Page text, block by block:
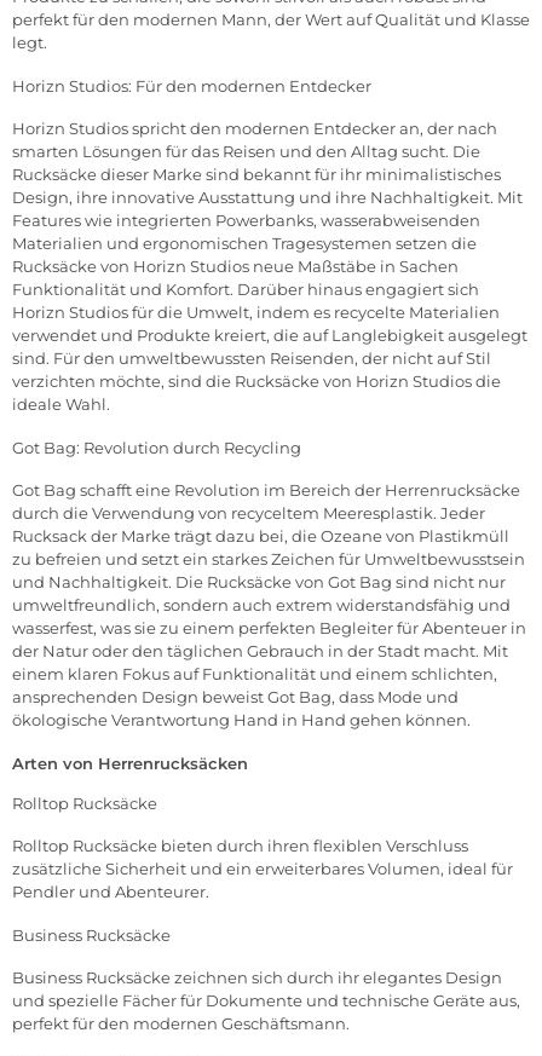
perfekt für den modernen Mann, der Wert auf Qualität und Klasse
legt.
Horizn Studios: Für den modernen Entdecker
Horizn Studios spricht den modernen Entdecker an, der nach
smarten Lösungen für das Reisen und den Alltag sucht. Die
Rucksäcke dieser Marke sind bekannt für ihr minimalistisches
Design, ihre innovative Ausstattung und ihre Nachhaltigkeit. Mit
Features wie integrierten Powerbanks, wasserabweisenden
Materialien und ergonomischen Tragesystemen setzen die
Rucksäcke von Horizn Studios neue Maßstäbe in Sachen
Funktionalität und Komfort. Darüber hinaus engagiert sich
Horizn Studios für die Umwelt, indem es recycelte Materialien
verwendet und Produkte kreiert, die auf Langlebigkeit ausgelegt
sind. Für den umweltbewussten Reisenden, der nicht auf Stil
verzichten möchte, sind die Rucksäcke von Horizn Studios die
ideale Wahl.
Got Bag: Revolution durch Recycling
Got Bag schafft eine Revolution im Bereich der Herrenrucksäcke
durch die Verwendung von recyceltem Meeresplastik. Jeder
Rucksack der Marke trägt dazu bei, die Ozeane von Plastikmüll
zu befreien und setzt ein starkes Zeichen für Umweltbewusstsein
und Nachhaltigkeit. Die Rucksäcke von Got Bag sind nicht nur
umweltfreundlich, sondern auch extrem widerstandsfähig und
wasserfest, was sie zu einem perfekten Begleiter für Abenteuer in
der Natur oder den täglichen Gebrauch in der Stadt macht. Mit
einem klaren Fokus auf Funktionalität und einem schlichten,
ansprechenden Design beweist Got Bag, dass Mode und
ökologische Verantwortung Hand in Hand gehen können.
Arten von Herrenrucksäcken
Rolltop Rucksäcke
Rolltop Rucksäcke bieten durch ihren flexiblen Verschluss
zusätzliche Sicherheit und ein erweiterbares Volumen, ideal für
Pendler und Abenteurer.
Business Rucksäcke
Business Rucksäcke zeichnen sich durch ihr elegantes Design
und spezielle Fächer für Dokumente und technische Geräte aus,
perfekt für den modernen Geschäftsmann.